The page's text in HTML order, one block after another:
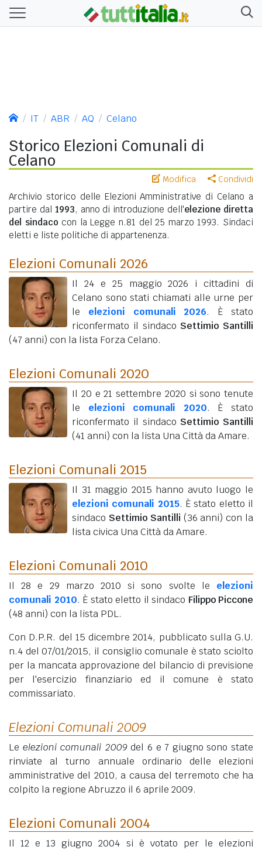
IT ABR AQ Celano
Storico Elezioni Comunali di
Celano
Modifica Condividi
Archivio storico delle Elezioni Amministrative di Celano a
partire dal 1993, anno di introduzione dell'elezione diretta
del sindaco con la Legge n.81 del 25 marzo 1993. Sindaci
eletti e liste politiche di appartenenza.
Elezioni Comunali 2026
Il 24 e 25 maggio 2026 i cittadini di
Celano sono stati chiamati alle urne per
le elezioni comunali 2026. È stato
riconfermato il sindaco Settimio Santilli
(47 anni) con la lista Forza Celano.
Elezioni Comunali 2020
Il 20 e 21 settembre 2020 si sono tenute
le elezioni comunali 2020. È stato
riconfermato il sindaco Settimio Santilli
(41 anni) con la lista Una Città da Amare.
Elezioni Comunali 2015
Il 31 maggio 2015 hanno avuto luogo le
elezioni comunali 2015. È stato eletto il
sindaco Settimio Santilli (36 anni) con la
lista civica Una Città da Amare.
Elezioni Comunali 2010
Il 28 e 29 marzo 2010 si sono svolte le elezioni
comunali 2010. È stato eletto il sindaco Filippo Piccone
(48 anni) con la lista PDL.
Con D.P.R. del 15 dicembre 2014, pubblicato sulla G.U.
n.4 del 07/01/2015, il consiglio comunale è stato sciolto
per la mancata approvazione del bilancio di previsione
per l'esercizio finanziario ed il comune è stato
commissariato.
Elezioni Comunali 2009
Le elezioni comunali 2009del 6 e 7 giugno sono state
rinviate al turno annuale ordinario delle elezioni
amministrative del 2010, a causa del terremoto che ha
colpito la regione Abruzzo il 6 aprile 2009.
Elezioni Comunali 2004
Il 12 e 13 giugno 2004 si è votato per le elezioni